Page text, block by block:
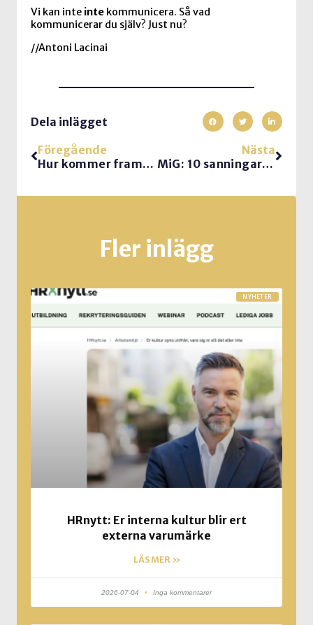
Vi kan inte inte kommunicera. Så vad
kommunicerar du själv? Just nu?
//Antoni Lacinai
Dela inlägget
Föregående
Hur kommer framtidens möten att se ut?
Nästa
MiG: 10 sanningar om kommunikation till er som säljer
Fler inlägg
NYHETER
HRnytt: Er interna kultur blir ert
externa varumärke
LÄS MER »
2026-07-04 Inga kommentarer